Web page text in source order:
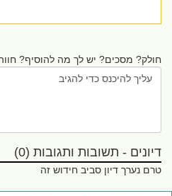
מסכים? יש לך מה להוסיף? חווה
- תשובות ותגובות (0)
דיון סביב חידוש זה